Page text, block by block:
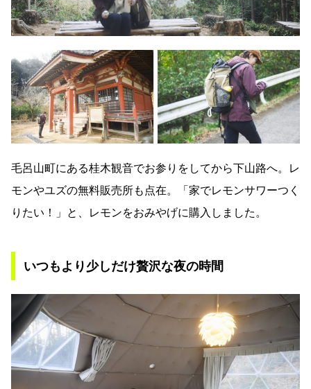
毛呂山町にある桂木観音でお参りをしてから下山路へ。レ
モンやユズの無料販売所も点在。「家でレモンサワーつく
りたい！」と、レモンをおみやげに購入しました。
いつもより少しだけ贅沢な夜の時間